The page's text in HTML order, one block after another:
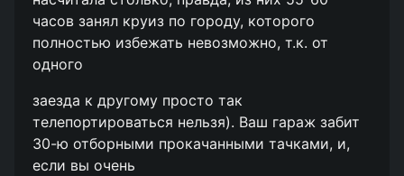
часов занял круиз по городу, которого
полностью избежать невозможно, т.к. от
одного
заезда к другому просто так
телепортироваться нельзя). Ваш гараж забит
30-ю отборными прокачанными тачками, и,
если вы очень